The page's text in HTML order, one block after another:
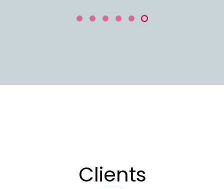
Clients